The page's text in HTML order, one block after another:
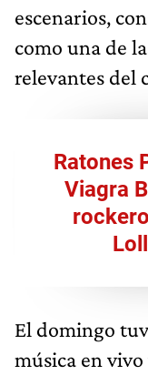
escenarios,
como una de
relevantes del
Ratones
Viagra
El domingo
música en